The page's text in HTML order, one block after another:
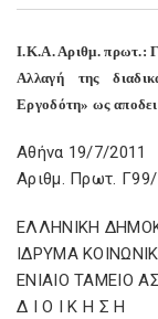
Ι.Κ.Α. Αριθμ. πρωτ.:
Αλλαγή της
Εργοδότη» ως
Αθήνα 19/7/2011
Αριθμ. Πρωτ. Γ99/
ΕΛΛΗΝΙΚΗ
ΙΔΡΥΜΑ
ΕΝΙΑΙΟ ΤΑΜΕΙΟ
Δ Ι Ο Ι Κ Η Σ Η